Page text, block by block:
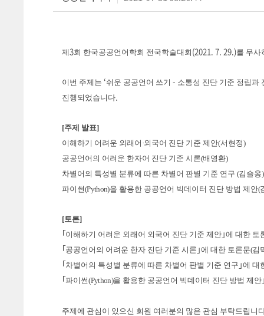
제3회 한국공공언어학회 전국학술대회 (2021. 7. 29.)를 무사
이번 주제는 ‘쉬운 공공언어 쓰기 - 소통성 진단 기준 정립과
진행되었습니다.
[주제 발표]
이해하기 어려운 외래어 ·외국어 진단 기준 제안(서현정)
공공언어의 어려운 한자어 진단 기준 시론(배영환)
차별어의 특성별 분류에 따른 차별어 판별 기준 연구 (김슬옹)
파이썬(Python)을 활용한 공공언어 빅데이터 진단 방법 제안(
[토론]
｢ 이해하기 어려운 외래어 외국어 진단 기준 제안 ｣에 대한 토
｢ 공공언어의 어려운 한자 진단 기준 시론 ｣에 대한 토론문(김
｢ 차별어의 특성별 분류에 따른 차별어 판별 기준 연구 ｣에 대
｢파이썬(Python)을 활용한 공공언어 빅데이터 진단 방법 제안
주제에 관심이 있으신 회원 여러분의 많은 관심 부탁드립니